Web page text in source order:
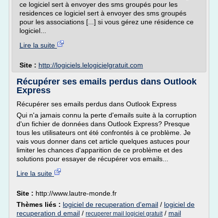
ce logiciel sert à envoyer des sms groupés pour les
residences ce logiciel sert à envoyer des sms groupés
pour les associations [...] si vous gérez une résidence ce
logiciel...
Lire la suite
Site : http://logiciels.lelogicielgratuit.com
Récupérer ses emails perdus dans Outlook
Express
Récupérer ses emails perdus dans Outlook Express
Qui n'a jamais connu la perte d'emails suite à la corruption
d'un fichier de données dans Outlook Express? Presque
tous les utilisateurs ont été confrontés à ce problème. Je
vais vous donner dans cet article quelques astuces pour
limiter les chances d'apparition de ce problème et des
solutions pour essayer de récupérer vos emails...
Lire la suite
Site : http://www.lautre-monde.fr
Thèmes liés : logiciel de recuperation d'email / logiciel de
recuperation d email / recuperer mail logiciel gratuit/ mail